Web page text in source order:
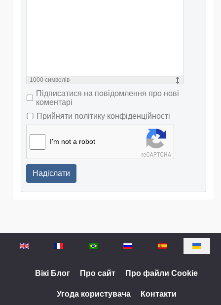
1000 символів
Підписатися на повідомлення про нові
коментарі
Прийняти політику конфіденційності
I'm not a robot
Надіслати
Оберіть свою мову
Вікі Блог Про сайт Про файли Cookie
Угода користувача Контакти